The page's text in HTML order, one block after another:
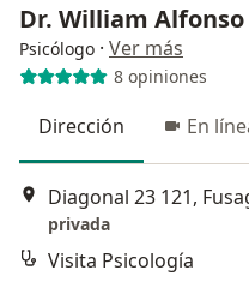
Dr. William Alfonso
Psicólogo · Ver más
8 opiniones
Dirección En
Diagonal 23 121,
privada
Visita Psicología